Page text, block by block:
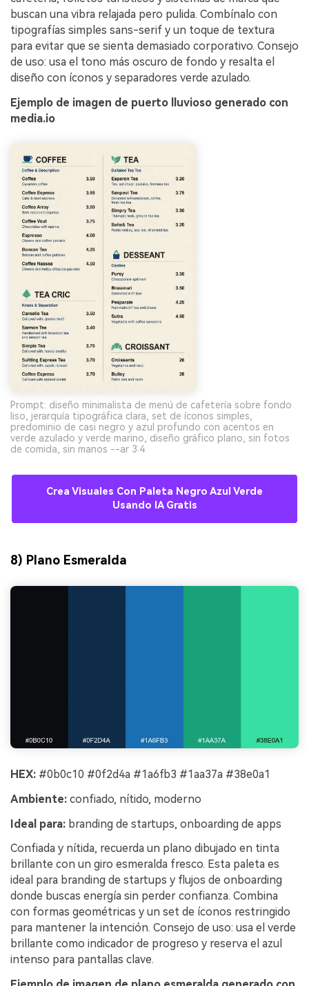
buscan una vibra relajada pero pulida. Combínalo con
tipografías simples sans-serif y un toque de textura
para evitar que se sienta demasiado corporativo. Consejo
de uso: usa el tono más oscuro de fondo y resalta el
diseño con íconos y separadores verde azulado.
Ejemplo de imagen de puerto lluvioso generado con
media.io
Prompt: diseño minimalista de menú de cafetería sobre fondo
liso, jerarquía tipográfica clara, set de íconos simples,
predominio de casi negro y azul profundo con acentos en
verde azulado y verde marino, diseño gráfico plano, sin fotos
de comida, sin manos --ar 3:4
Crea Visuales Con Paleta Negro Azul Verde
Usando IA Gratis
8) Plano Esmeralda
HEX: #0b0c10 #0f2d4a #1a6fb3 #1aa37a #38e0a1
Ambiente: confiado, nítido, moderno
Ideal para: branding de startups, onboarding de apps
Confiada y nítida, recuerda un plano dibujado en tinta
brillante con un giro esmeralda fresco. Esta paleta es
ideal para branding de startups y flujos de onboarding
donde buscas energía sin perder confianza. Combina
con formas geométricas y un set de íconos restringido
para mantener la intención. Consejo de uso: usa el verde
brillante como indicador de progreso y reserva el azul
intenso para pantallas clave.